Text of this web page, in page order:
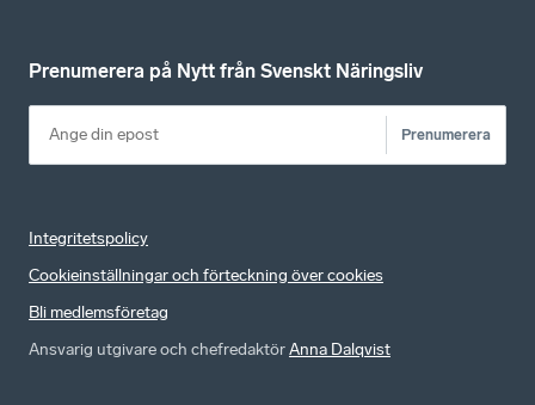
Prenumerera på Nytt från Svenskt Näringsliv
Prenumerera
Integritetspolicy
Cookieinställningar och förteckning över cookies
Bli medlemsföretag
Ansvarig utgivare och chefredaktörAnna Dalqvist